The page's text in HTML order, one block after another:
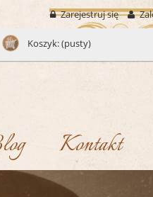
Zarejestruj się
Koszyk:(pusty)
Kontakt